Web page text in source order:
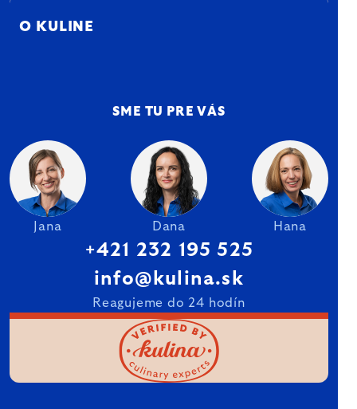
O KULINE
SME TU PRE VÁS
Jana Dana Hana
+421 232 195 525
info@kulina.sk
Reagujeme do 24 hodín